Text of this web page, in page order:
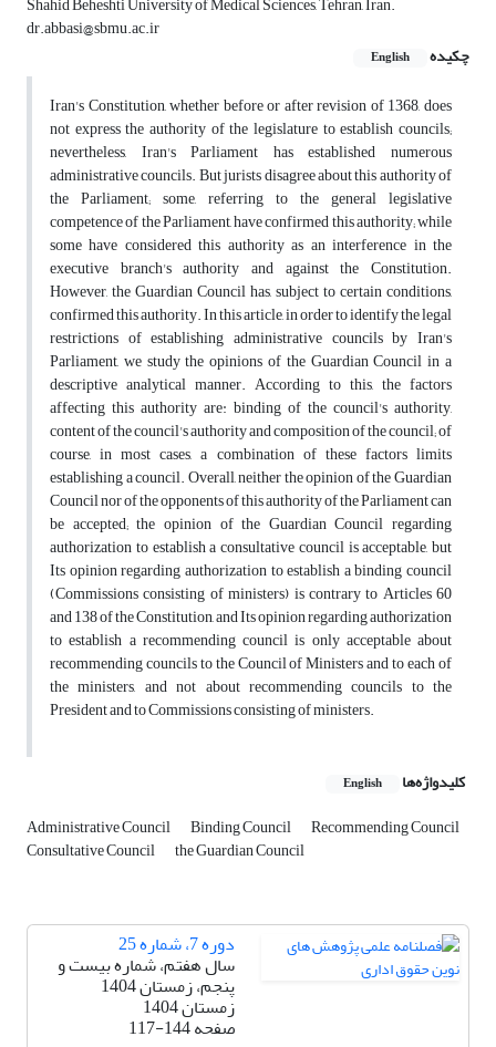
dr.abbasi@sbmu.ac.ir
چکیده
English
Iran's Constitution, whether before or after revision of 1368, does
not express the authority of the legislature to establish councils;
nevertheless, Iran's Parliament has established numerous
administrative councils. But jurists disagree about this authority of
the Parliament; some, referring to the general legislative
competence of the Parliament, have confirmed this authority; while
some have considered this authority as an interference in the
executive branch's authority and against the Constitution.
However, the Guardian Council has, subject to certain conditions,
confirmed this authority. In this article, in order to identify the legal
restrictions of establishing administrative councils by Iran's
Parliament, we study the opinions of the Guardian Council in a
descriptive analytical manner. According to this, the factors
affecting this authority are: binding of the council's authority,
content of the council's authority and composition of the council; of
course, in most cases, a combination of these factors limits
establishing a council. Overall, neither the opinion of the Guardian
Council nor of the opponents of this authority of the Parliament can
be accepted; the opinion of the Guardian Council regarding
authorization to establish a consultative council is acceptable, but
Its opinion regarding authorization to establish a binding council
(Commissions consisting of ministers) is contrary to Articles 60
and 138 of the Constitution, and Its opinion regarding authorization
to establish a recommending council is only acceptable about
recommending councils to the Council of Ministers and to each of
the ministers, and not about recommending councils to the
President and to Commissions consisting of ministers.
کلیدواژه‌ها English
Administrative Council Binding Council Recommending Council
Consultative Council the Guardian Council
دوره 7، شماره 25
سال هفتم، شماره بیست و
پنجم، زمستان 1404
زمستان 1404
صفحه117-144